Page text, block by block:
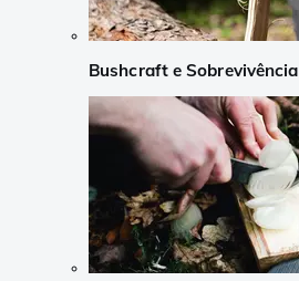
Bushcraft e Sobrevivência